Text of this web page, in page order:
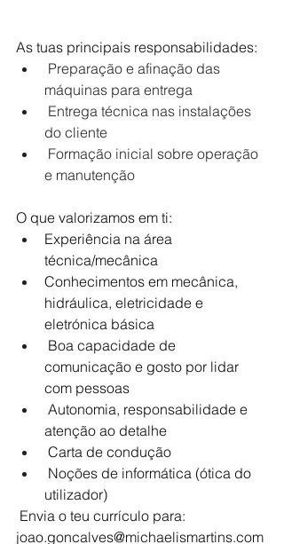
As tuas principais responsabilidades:
Preparação e afinação das
máquinas para entrega
Entrega técnica nas instalações
do cliente
Formação inicial sobre operação
e manutenção
O que valorizamos em ti:
Experiência na área
técnica/mecânica
Conhecimentos em mecânica,
hidráulica, eletricidade e
eletrónica básica
Boa capacidade de
comunicação e gosto por lidar
com pessoas
Autonomia, responsabilidade e
atenção ao detalhe
Carta de condução
Noções de informática (ótica do
utilizador)
Envia o teu currículo para:
joao.goncalves@michaelismartins.com